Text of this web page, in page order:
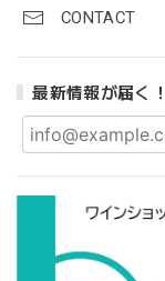
CONTACT
最新情報が届く